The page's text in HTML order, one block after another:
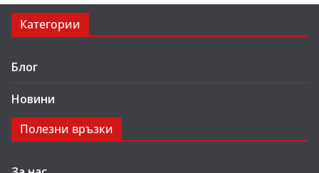
Категории
Блог
Новини
Полезни връзки